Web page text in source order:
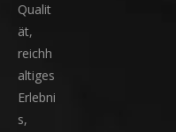
Qualit
ät,
reichh
altiges
Erlebni
s,